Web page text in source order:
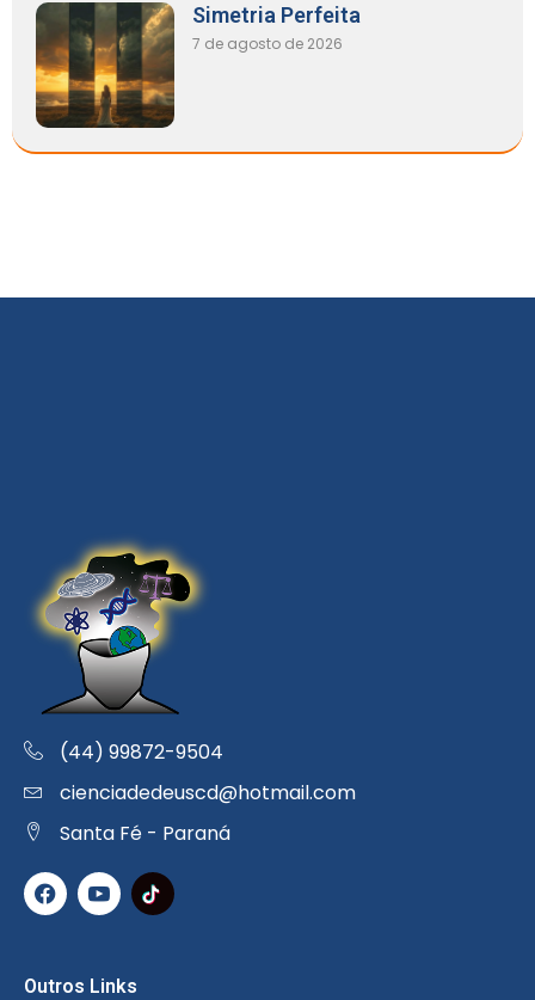
Simetria Perfeita
7 de agosto de 2026
(44) 99872-9504
cienciadedeuscd@hotmail.com
Santa Fé - Paraná
Outros Links